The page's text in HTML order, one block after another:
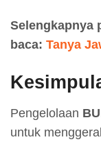
Selengkapnya
baca: Tanya
Pengelolaan
untuk